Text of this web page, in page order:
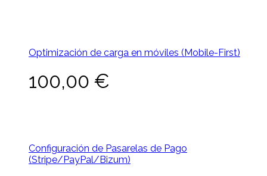
Optimización de carga en móviles (Mobile-First)
100,00 €
Configuración de Pasarelas de Pago
(Stripe/PayPal/Bizum)